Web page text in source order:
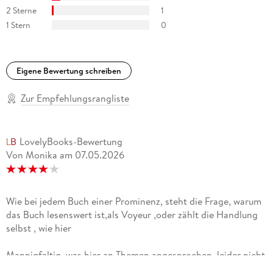
2 Sterne
1
1 Stern
0
Eigene Bewertung schreiben
Zur Empfehlungsrangliste
LovelyBooks-Bewertung
Von Monika am 07.05.2026
Wie bei jedem Buch einer Prominenz, steht die Frage, warum
das Buch lesenswert ist,als Voyeur ,oder zählt die Handlung
selbst , wie hier
Mannigfaltig, was hier an Themen angesprochen, leider nicht